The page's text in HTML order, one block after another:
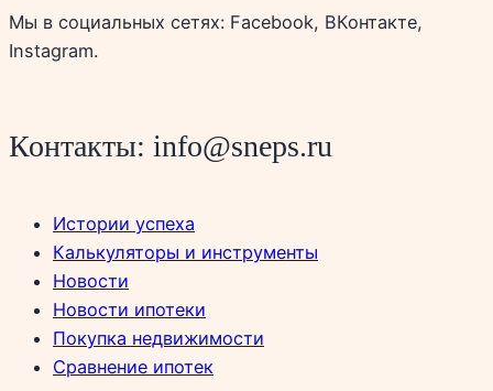
Мы в социальных сетях: Facebook, ВКонтакте,
Instagram.
Контакты: info@sneps.ru
Истории успеха
Калькуляторы и инструменты
Новости
Новости ипотеки
Покупка недвижимости
Сравнение ипотек